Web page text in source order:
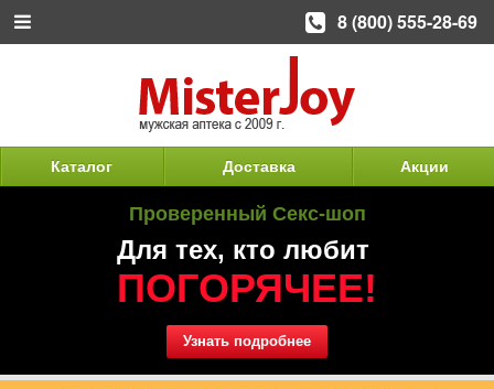
Каталог Доставка Акции
Проверенный Секс-шоп
Для тех, кто любит
ПОГОРЯЧЕЕ!
Узнать подробнее
8 (800) 555-28-69